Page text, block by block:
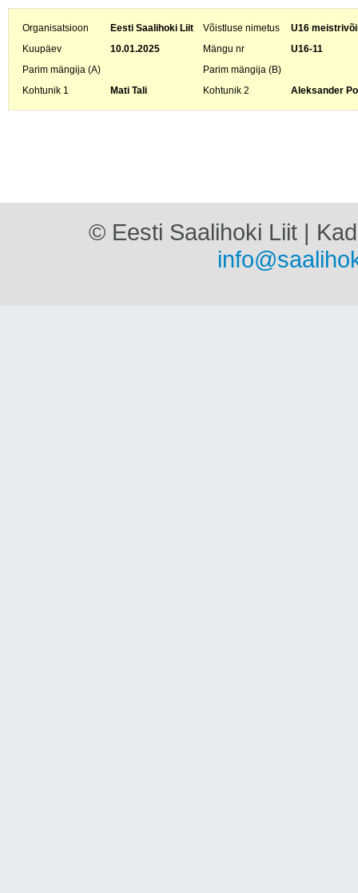
Organisatsioon Eesti Saalihoki Liit Võistluse nimetus
U16
Kuupäev
10.01.2025 Mängu nr
U16-11
Parim mängija (A)
Parim mängija (B)
Kohtunik 1
Mati Tali Kohtunik 2 Aleksander
© Eesti Saalihoki Liit |